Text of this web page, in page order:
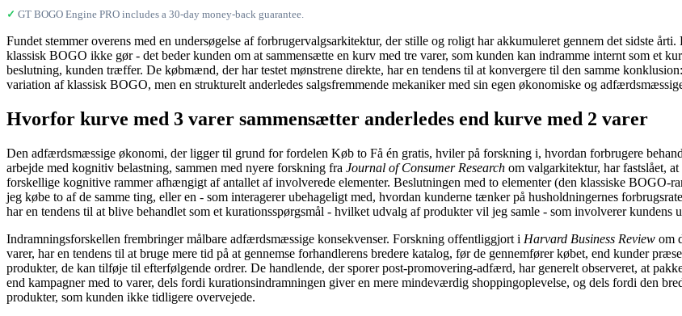
✓ GT BOGO Engine PRO includes a 30-day money-back guarantee.
Fundet stemmer overens med en undersøgelse af forbrugervalgsarkitektur, der stille og roligt har akkumuleret gennem det sidste
klassisk BOGO ikke gør - det beder kunden om at sammensætte en kurv med tre varer, som kunden kan indramme internt som et
beslutning, kunden træffer. De købmænd, der har testet mønstrene direkte, har en tendens til at konvergere til den samme
variation af klassisk BOGO, men en strukturelt anderledes salgsfremmende mekaniker med sin egen økonomiske og
Hvorfor kurve med 3 varer sammensætter anderledes end kurve med 2 varer
Den adfærdsmæssige økonomi, der ligger til grund for fordelen Køb to Få én gratis, hviler på forskning i, hvordan forbrugere
arbejde med kognitiv belastning, sammen med nyere forskning fra Journal of Consumer Research om valgarkitektur, har fastslået,
forskellige kognitive rammer afhængigt af antallet af involverede elementer. Beslutningen med to elementer (den klassiske BOGO-
jeg købe to af de samme ting, eller en - som interagerer ubehageligt med, hvordan kunderne tænker på husholdningernes
har en tendens til at blive behandlet som et kurationsspørgsmål - hvilket udvalg af produkter vil jeg samle - som involverer kundens
Indramningsforskellen frembringer målbare adfærdsmæssige konsekvenser. Forskning offentliggjort i Harvard Business Review om
varer, har en tendens til at bruge mere tid på at gennemse forhandlerens bredere katalog, før de gennemfører købet, end kunder
produkter, de kan tilføje til efterfølgende ordrer. De handlende, der sporer post-promovering-adfærd, har generelt observeret, at
end kampagner med to varer, dels fordi kurationsindramningen giver en mere mindeværdig shoppingoplevelse, og dels fordi den
produkter, som kunden ikke tidligere overvejede.